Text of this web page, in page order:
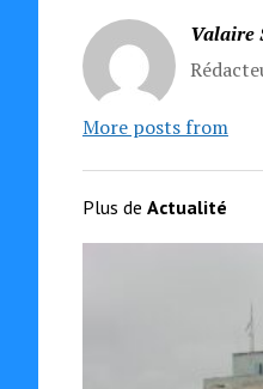
Valaire
More posts from
Plus de Actualité